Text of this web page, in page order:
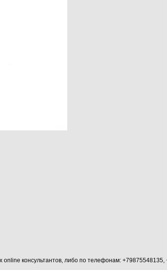
консультантов, либо по телефонам: